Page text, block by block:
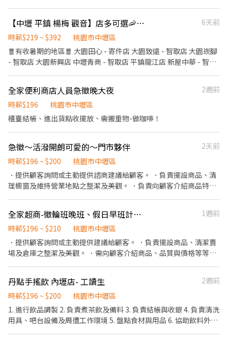
寶慶 - 智取店 桃園市桃園區寶慶路296號1樓 桃園民有店 桃園市桃
園區民有三街425號1樓 桃園鎮撫 - 智取店 桃園市桃園區鎮撫街52號
桃園廈門店 桃園市桃園區廈門街132號 桃園中埔店 桃園市桃園區中
埔一街105號 桃園莊敬店 桃園市桃園區莊敬路一段320號 桃園國強
- 智取店 桃園市桃園區正康一街216號 桃園中山 - 智取店 桃園市桃
園區中山路692號 -以上地址皆可應徵- ❤️❤️名額有限＿為您找到最
市龜山區中興路297號1樓 龜山文學店 - 桃園市龜山區文學路228號
龜山文化二店 - 桃園市龜山區文化七路61號1樓 龜山文化店 - 桃園市
龜山區文化二路34巷14弄21號1樓 龜山光峯店 - 桃園市龜山區光峯
路192號1樓 龜山復興店 - 桃園市龜山區復興二路76號1樓 (慢速車)
🔹【蘆竹區】 蘆竹大竹店 - 桃園市蘆竹區大竹路361號1樓 蘆竹大新
店 - 桃園市蘆竹區大新一街26號1樓 蘆竹中正店 - 桃園市蘆竹區中正
路347號1樓 蘆竹五福店 - 桃園市蘆竹區五福一路10號1樓 蘆竹長春
店 - 桃園市蘆竹區長春路62號1樓 蘆竹南崁店 - 桃園市蘆竹區南崁路
102號1樓 蘆竹南順店 - 桃園市蘆竹區南順四街8號 蘆竹南福店 - 桃
園市蘆竹區南福街163號 🔹【大園區】 大園大豐店 - 桃園市大園區
大豐二街70號 大園菓林店 - 桃園市大園區菓林里菓林路145號1樓 大
園新興店 - 桃園市大園區新興路139號1樓 - ▸加入快速回覆📞：
https://lin.ee/bWWeLDF ▸ 朱專員：@edb4445b ▸ 留言姓名✚電
話✚職缺截圖，應徵蝦皮門市💗 ✨無須任何費用♡歡迎詢問✨ ❌一
律視訊面試﹐勿直接到現場應徵❌
束營業前，統計銷售情形、盤點貨品存量及撰寫當日業務報表。
【中壢 平鎮 楊梅 觀音】店多可選🦐蝦皮 門市人員🎉理貨上架超簡單🙌🏻歡迎兼職打工
6天前
時薪$219 ~ $392
桃園市中壢區
🧧有收暑期的地區🧧 大園田心 - 寄件店 大園致遠 - 智取店 大園崁腳
- 智取店 大園新興店 中壢青商 - 智取店 平鎮龍江店 新屋中華 - 智取
💼工作內容 ▶一般門店(有人店) ①負責包裹收寄、搬運、盤點、理
貨等 ②提供顧客接待、收銀結帳等服務 ③維持門市作業區環境、清
潔維護作業 ④配合調店、支援 ▶智取店(無人店) ①負責包裹收寄、
支援 『以上都提供完善教育訓練及店面實習』 ⏱工作時間 ▶一般門
店(有人店) 早班：10:30-17:30 晚班：16:15-22:45、18:45-22:45
(固定班別,晚班一週要有2天配合16:15上班) ▶智取店(無人店) 早
班：07:00-12:30 晚班：18:30-22:30、17:30-22:30 夜班：23:30-
03:30 假日班早班：07:00-12:00 假日班晚班：17:30-23:30 (固定班
別,早班時段可微調) 💰薪資 ▶一般門店(有人店) 桃園時薪 $211 龜山
時薪 $211 蘆竹時薪 $226 大園時薪 $269 中壢時薪 $211 平鎮時薪
店) 桃園時薪 $224 龜山時薪 $219 蘆竹時薪 $239 大園時薪 $259 中
壢時薪 $219 平鎮時薪 $209 楊梅時薪 $219 新屋時薪 $214 觀音時薪
$204 (智取店晚班額外獎金每小時 +20元) (智取店夜班額外獎金每小
時 +40元) 🎉排班方式 一週至少排班四天（需含至少一天六或日）
📌上班地點 桃園區 桃園大業 - 智取店：桃園市桃園區大業路一段
400號 桃園忠義 - 智取店：桃園市桃園區大業路一段45號 桃園民安
- 智取店：桃園市桃園區民安路124號 桃園龍城 - 智取店：桃園市桃
園區龍城二街56號 桃園莊二 - 智取店：桃園市桃園區莊敬路二段41
號 桃園龍鳳 - 智取店：桃園市桃園區國強七街66號 桃園大有店：桃
全家便利商店人員急徵晚大夜
2週前
時薪$196
桃園市中壢區
櫃臺結帳、進出貨點收擺放、需搬重物-做咖啡！
急徵～活潑開朗可愛的～門市夥伴
2天前
時薪$196 ~ $200
桃園市中壢區
．提供顧客詢問或主動提供諮商建議給顧客。 ．負責擺設商品、清
理櫥窗及維持營業地點之整潔及美觀。 ．負責向顧客介紹商品特
束營業前，統計銷售情形、盤點貨品存量及撰寫當日業務報表。
全家超商-徵輪班晚班、假日早班計時/長期人員
1週前
時薪$196 ~ $210
桃園市中壢區
．提供顧客詢問或主動提供建議給顧客。 ．負責擺設商品、清潔賣
場及倉庫之整潔及美觀。 ．需向顧客介紹商品、品質與價格等等以
說明你是要應徵哪一個職缺
丹點手搖飲 內壢店- 工讀生
2週前
時薪$196 ~ $200
桃園市中壢區
1. 進行飲品調製 2. 負責煮茶飲及備料 3. 負責結帳與收銀 4. 負責清洗
用具、吧台設備及周遭工作環境 5. 盤點食材與用品 6. 協助飲料外送